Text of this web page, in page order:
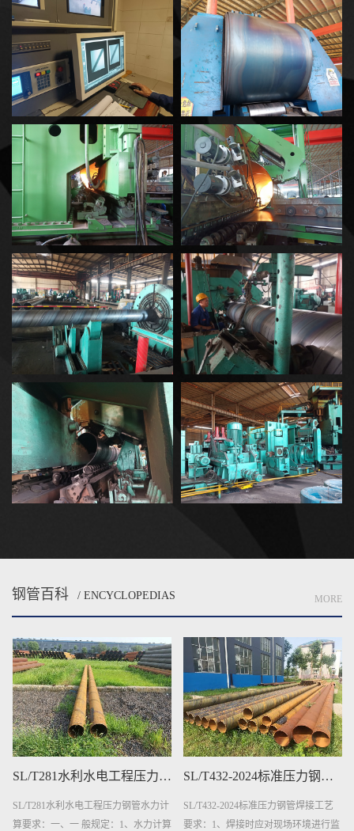
钢管百科 / ENCYCLOPEDIAS MORE
SL/T432-2024标准压力钢管焊接工艺要求
SL/T432-2024标准压力钢管焊接工艺
要求：1、焊接时应对现场环境进行监
三层结构聚乙烯(3PE)防腐钢管质量检验
三层结构聚乙烯(3PE)防腐钢管质量检
验：1、钢管表面处理的质量检验：